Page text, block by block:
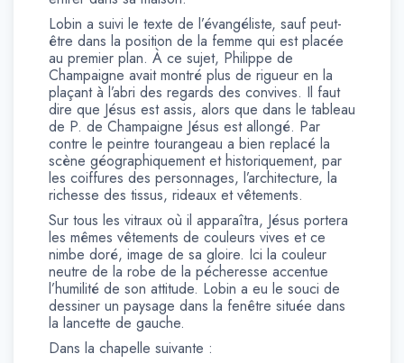
Lobin a suivi le texte de l’évangéliste, sauf peut-
être dans la position de la femme qui est placée
au premier plan. À ce sujet, Philippe de
Champaigne avait montré plus de rigueur en la
plaçant à l’abri des regards des convives. Il faut
dire que Jésus est assis, alors que dans le tableau
de P. de Champaigne Jésus est allongé. Par
contre le peintre tourangeau a bien replacé la
scène géographiquement et historiquement, par
les coiffures des personnages, l’architecture, la
richesse des tissus, rideaux et vêtements.
Sur tous les vitraux où il apparaîtra, Jésus portera
les mêmes vêtements de couleurs vives et ce
nimbe doré, image de sa gloire. Ici la couleur
neutre de la robe de la pécheresse accentue
l’humilité de son attitude. Lobin a eu le souci de
dessiner un paysage dans la fenêtre située dans
la lancette de gauche.
Dans la chapelle suivante :